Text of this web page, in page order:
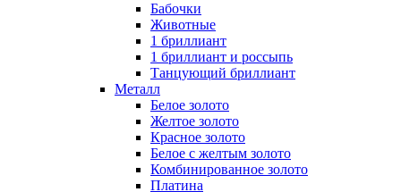
Бабочки
Животные
1 бриллиант
1 бриллиант и россыпь
Танцующий бриллиант
Металл
Белое золото
Желтое золото
Красное золото
Белое с желтым золото
Комбинированное золото
Платина